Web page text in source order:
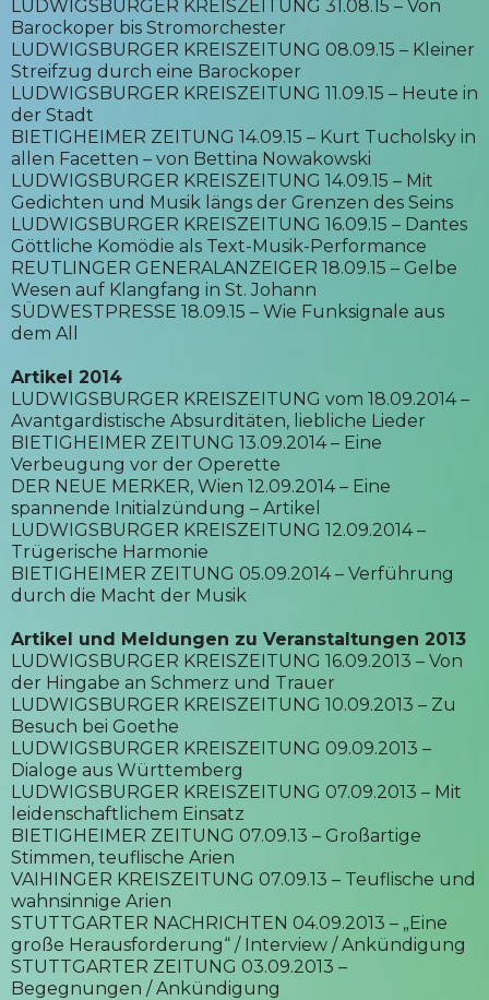
LUDWIGSBURGER KREISZEITUNG 31.08.15 – Von
Barockoper bis Stromorchester
LUDWIGSBURGER KREISZEITUNG 08.09.15 – Kleiner
Streifzug durch eine Barockoper
LUDWIGSBURGER KREISZEITUNG 11.09.15 – Heute in
der Stadt
BIETIGHEIMER ZEITUNG 14.09.15 – Kurt Tucholsky in
allen Facetten – von Bettina Nowakowski
LUDWIGSBURGER KREISZEITUNG 14.09.15 – Mit
Gedichten und Musik längs der Grenzen des Seins
LUDWIGSBURGER KREISZEITUNG 16.09.15 – Dantes
Göttliche Komödie als Text-Musik-Performance
REUTLINGER GENERALANZEIGER 18.09.15 – Gelbe
Wesen auf Klangfang in St. Johann
SÜDWESTPRESSE 18.09.15 – Wie Funksignale aus
dem All
Artikel 2014
LUDWIGSBURGER KREISZEITUNG vom 18.09.2014 –
Avantgardistische Absurditäten, liebliche Lieder
BIETIGHEIMER ZEITUNG 13.09.2014 – Eine
Verbeugung vor der Operette
DER NEUE MERKER, Wien 12.09.2014 – Eine
spannende Initialzündung – Artikel
LUDWIGSBURGER KREISZEITUNG 12.09.2014 –
Trügerische Harmonie
BIETIGHEIMER ZEITUNG 05.09.2014 – Verführung
durch die Macht der Musik
Artikel und Meldungen zu Veranstaltungen 2013
LUDWIGSBURGER KREISZEITUNG 16.09.2013 – Von
der Hingabe an Schmerz und Trauer
LUDWIGSBURGER KREISZEITUNG 10.09.2013 – Zu
Besuch bei Goethe
LUDWIGSBURGER KREISZEITUNG 09.09.2013 –
Dialoge aus Württemberg
LUDWIGSBURGER KREISZEITUNG 07.09.2013 – Mit
leidenschaftlichem Einsatz
BIETIGHEIMER ZEITUNG 07.09.13 – Großartige
Stimmen, teuflische Arien
VAIHINGER KREISZEITUNG 07.09.13 – Teuflische und
wahnsinnige Arien
STUTTGARTER NACHRICHTEN 04.09.2013 – „Eine
große Herausforderung“ / Interview / Ankündigung
STUTTGARTER ZEITUNG 03.09.2013 –
Begegnungen / Ankündigung